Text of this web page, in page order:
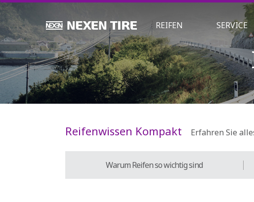
REIFEN SERVICE
Reifenwissen Kompakt Erfahren Sie
Warum Reifen so wichtig sind